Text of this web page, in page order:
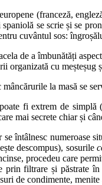
(franceză,
se scrie și se
cuvântul sos:
de a îmbunătăți
organizată cu meșteșug
mâncărurile la masă se
fi extrem de
mai secrete chiar și
se întâlnesc numeroase
descompus), sosurile
procedeu care
prin filtrare și păstrate
de condimente,